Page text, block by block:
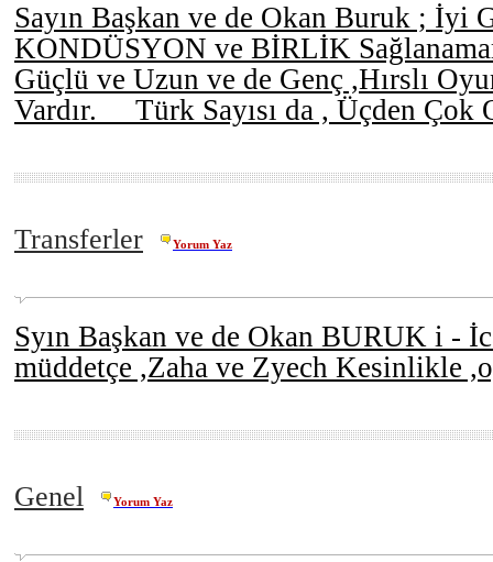
Sayın Başkan ve de Okan Buruk ; İyi
KONDÜSYON ve BİRLİK
Güçlü ve Uzun ve de Genç ,Hırslı
Vardır. Türk Sayısı da , Üçden Çok
Transferler Yorum Yaz
Syın Başkan ve de Okan BURUK i -
müddetçe ,Zaha ve Zyech Kesinlikle
Genel Yorum Yaz